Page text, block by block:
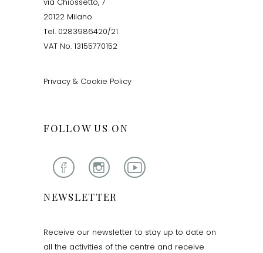
20122 Milano
Tel. 0283986420/21
VAT No. 13155770152
Privacy & Cookie Policy
FOLLOW US ON
NEWSLETTER
Receive our newsletter to stay up to date on
all the activities of the centre and receive